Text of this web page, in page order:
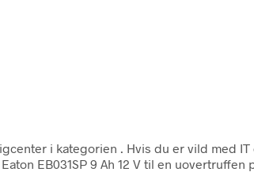
i kategorien
. Hvis du er vild med
EB031SP 9 Ah 12 V til en